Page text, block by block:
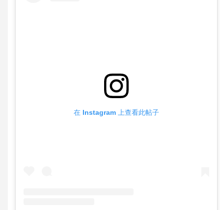
在 Instagram 上查看此帖子